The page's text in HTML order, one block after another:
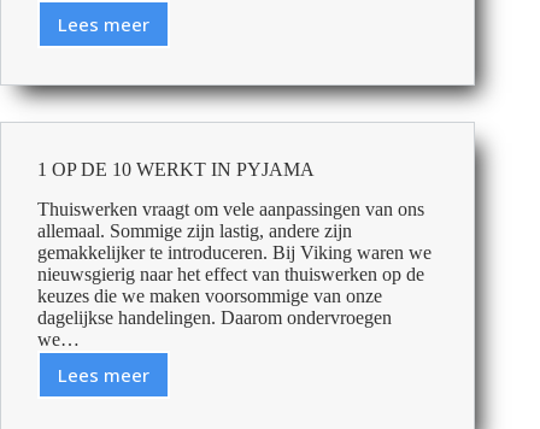
Lees meer
56
doet
de
was
het
thuiswerken
1 OP DE 10 WERKT IN PYJAMA
Thuiswerken vraagt om vele aanpassingen van ons
allemaal. Sommige zijn lastig, andere zijn
gemakkelijker te introduceren. Bij Viking waren we
nieuwsgierig naar het effect van thuiswerken op de
keuzes die we maken voorsommige van onze
dagelijkse handelingen. Daarom ondervroegen
we…
Lees meer
1